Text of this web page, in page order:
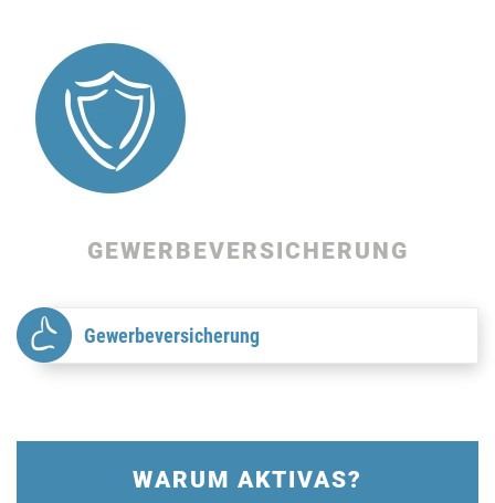
GEWERBE­VERSICHERUNG
Gewerbeversicherung
WARUM AKTIVAS?